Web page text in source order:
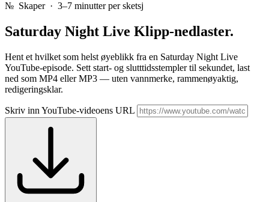
№ Skaper · 3–7 minutter per sketsj
Saturday Night Live Klipp-nedlaster.
Hent et hvilket som helst øyeblikk fra en Saturday Night Live
YouTube-episode. Sett start- og slutttidsstempler til sekundet, last
ned som MP4 eller MP3 — uten vannmerke, rammenøyaktig,
redigeringsklar.
Skriv inn YouTube-videoens URL